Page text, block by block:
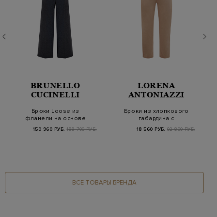
BRUNELLO
CUCINELLI
Брюки Loose из
фланели на основе
шерсти и кашемира
150 960 РУБ. 188 700 РУБ.
LORENA
ANTONIAZZI
Брюки из хлопкового
габардина с
контрастными
лампасами…
18 560 РУБ. 92 800 РУБ.
ВСЕ ТОВАРЫ БРЕНДА